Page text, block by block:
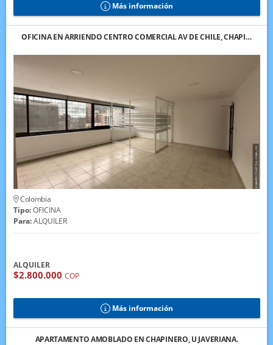
Más información
OFICINA EN ARRIENDO CENTRO COMERCIAL AV DE CHILE, CHAPI…
Colombia
Tipo:OFICINA
Para:ALQUILER
ALQUILER
$2.800.000 COP
Más información
APARTAMENTO AMOBLADO EN CHAPINERO, U JAVERIANA.